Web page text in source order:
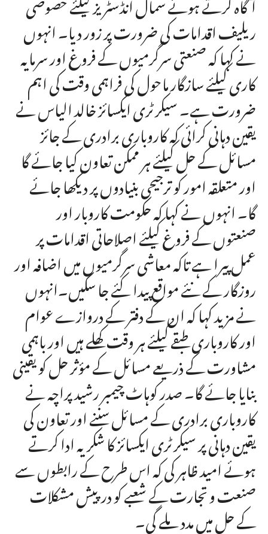
ریلیف اقدامات کی ضرورت پر زور دیا۔ انہوں
نے کہا کہ صنعتی سرگرمیوں کے فروغ اور سرمایہ
کاری کیلئے سازگار ماحول کی فراہمی وقت کی اہم
ضرورت ہے۔ سیکرٹری ایکسائز خالد الیاس نے
یقین دہانی کرائی کہ کاروباری برادری کے جائز
مسائل کے حل کیلئے ہر ممکن تعاون کیا جائے گا
اور متعلقہ امور کو ترجیحی بنیادوں پر دیکھا جائے
گا۔ انہوں نے کہا کہ حکومت کاروبار اور
صنعتوں کے فروغ کیلئے اصلاحاتی اقدامات پر
عمل پیرا ہے تاکہ معاشی سرگرمیوں میں اضافہ اور
روزگار کے نئے مواقع پیدا کئے جا سکیں۔انہوں
نے مزید کہا کہ ان کے دفتر کے دروازے عوام
اور کاروباری طبقے کیلئے ہر وقت کھلے ہیں اور باہمی
مشاورت کے ذریعے مسائل کے مؤثر حل کو یقینی
بنایا جائے گا۔ صدر کوہاٹ چیمبر رشید پراچہ نے
کاروباری برادری کے مسائل سننے اور تعاون کی
یقین دہانی پر سیکرٹری ایکسائز کا شکریہ ادا کرتے
ہوئے امید ظاہر کی کہ اس طرح کے رابطوں سے
صنعت و تجارت کے شعبے کو درپیش مشکلات
کے حل میں مدد ملے گی۔